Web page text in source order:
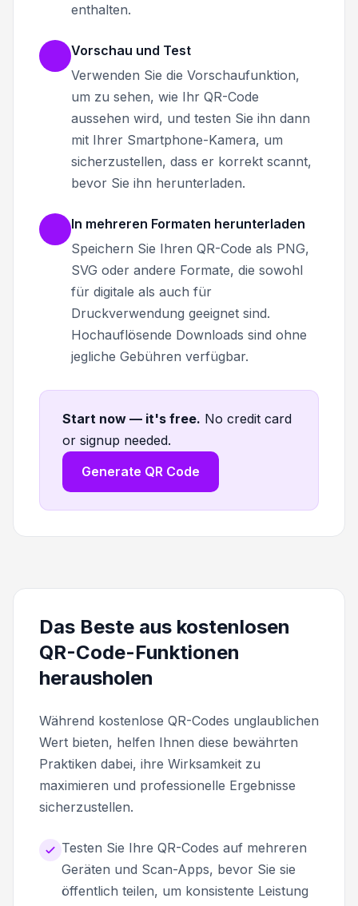
enthalten.
Vorschau und Test
Verwenden Sie die Vorschaufunktion,
um zu sehen, wie Ihr QR-Code
aussehen wird, und testen Sie ihn dann
mit Ihrer Smartphone-Kamera, um
sicherzustellen, dass er korrekt scannt,
bevor Sie ihn herunterladen.
In mehreren Formaten herunterladen
Speichern Sie Ihren QR-Code als PNG,
SVG oder andere Formate, die sowohl
für digitale als auch für
Druckverwendung geeignet sind.
Hochauflösende Downloads sind ohne
jegliche Gebühren verfügbar.
Start now — it's free. No credit card
or signup needed.
Generate QR Code
Das Beste aus kostenlosen
QR-Code-Funktionen
herausholen
Während kostenlose QR-Codes unglaublichen
Wert bieten, helfen Ihnen diese bewährten
Praktiken dabei, ihre Wirksamkeit zu
maximieren und professionelle Ergebnisse
sicherzustellen.
Testen Sie Ihre QR-Codes auf mehreren
Geräten und Scan-Apps, bevor Sie sie
öffentlich teilen, um konsistente Leistung